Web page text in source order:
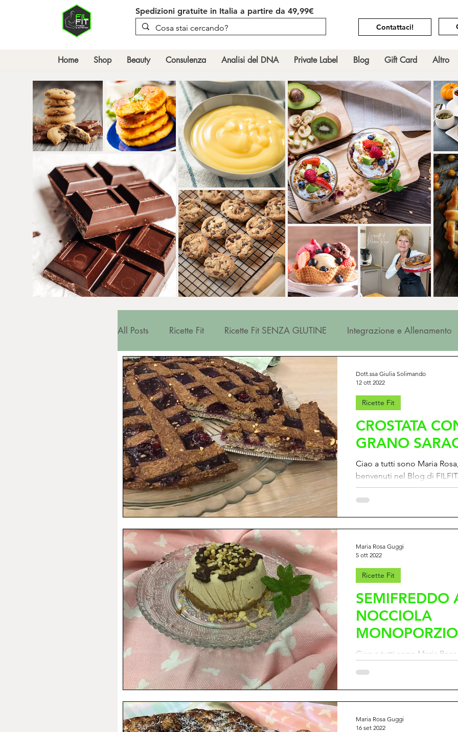
Spedizioni gratuite in Italia a partire da 49,99€
Contattaci!
Home Shop Beauty Consulenza Analisi del DNA Private Label Blog Gift Card Altro
All Posts Ricette Fit Ricette Fit SENZA GLUTINE Integrazione e Allenamento
Salute e Benessere Le pillole di FILFIT Ricette del RICICLO
CROSTATA
GRANO
Ciao a tutti sono Maria
benvenuti nel Blog di
presenterò una ricetta Fit
Ricette Fit
Dott.ssa Giulia Solimando
12 ott 2022
SEMIFREDDO
NOCCIOLA
SOLO 225
PORZIONE
Ciao a tutti sono Maria
Ricette Fit
Maria Rosa Guggi
5 ott 2022
Maria Rosa Guggi
16 set 2022